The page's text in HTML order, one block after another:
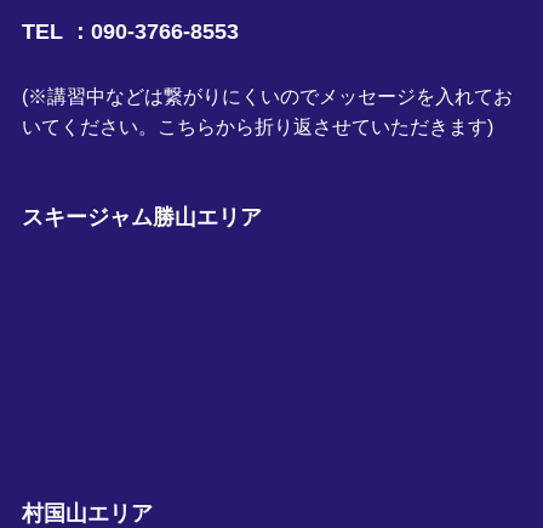
TEL ：090-3766-8553
(※講習中などは繋がりにくいのでメッセージを入れてお
いてください。こちらから折り返させていただきます)
スキージャム勝山エリア
村国山エリア